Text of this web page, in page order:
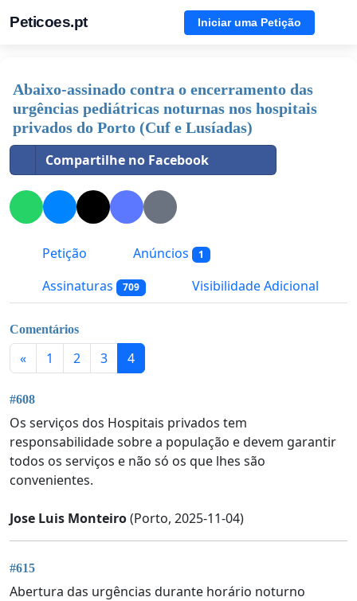
Peticoes.pt Iniciar uma Petição
Abaixo-assinado contra o encerramento das
urgências pediátricas noturnas nos hospitais
privados do Porto (Cuf e Lusíadas)
Compartilhe no Facebook
Petição Anúncios 1
Assinaturas 709 Visibilidade Adicional
Comentários
« 1 2 3 4
#608
Os serviços dos Hospitais privados tem
responsabilidade sobre a população e devem garantir
todos os serviços e não só os que lhes são
convenientes.
Jose Luis Monteiro(Porto, 2025-11-04)
#615
Abertura das urgências durante horário noturno